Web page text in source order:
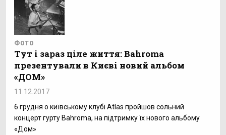
ФОТО
Тут і зараз ціле життя: Bahroma
презентували в Києві новий альбом
«ДОМ»
11.12.2017
6 грудня о київському клубі Atlas пройшов сольний
концерт гурту Bahroma, на підтримку їх нового альбому
«Дом»